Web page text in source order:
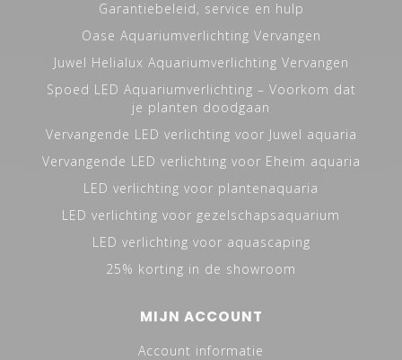
Garantiebeleid, service en hulp
Oase Aquariumverlichting Vervangen
Juwel Helialux Aquariumverlichting Vervangen
Spoed LED Aquariumverlichting – Voorkom dat
je planten doodgaan
Vervangende LED verlichting voor Juwel aquaria
Vervangende LED verlichting voor Eheim aquaria
LED verlichting voor plantenaquaria
LED verlichting voor gezelschapsaquarium
LED verlichting voor aquascaping
25% korting in de showroom
MIJN ACCOUNT
Account informatie